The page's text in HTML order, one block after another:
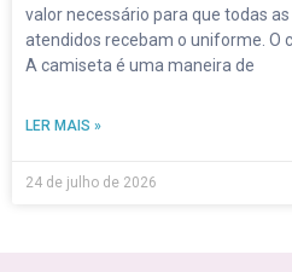
valor necessário para que todas
atendidos recebam o uniforme. O
A camiseta é uma maneira de
LER MAIS »
24 de julho de 2026